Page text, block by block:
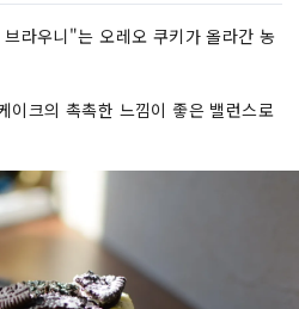
라우니"는 오레오 쿠키가 올라간 농
이크의 촉촉한 느낌이 좋은 밸런스로